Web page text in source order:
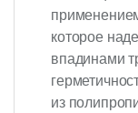
которое
впадинами
из